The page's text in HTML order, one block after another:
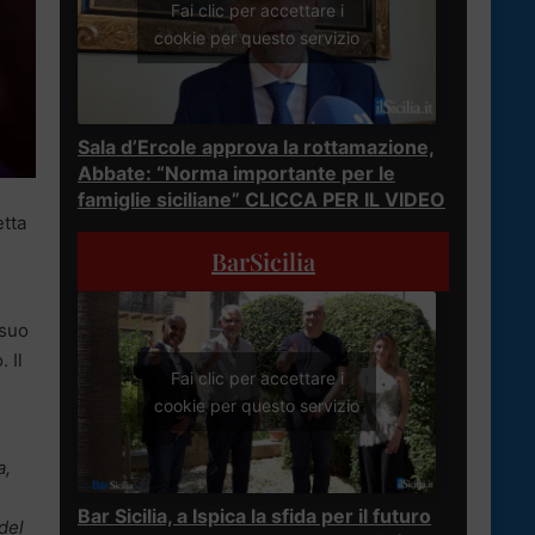
Il
Fai clic per accettare i
cookie per questo servizio
Sala d’Ercole approva la rottamazione,
Abbate: “Norma importante per le
famiglie siciliane” CLICCA PER IL VIDEO
BarSicilia
Fai clic per accettare i
cookie per questo servizio
Bar Sicilia, a Ispica la sfida per il futuro